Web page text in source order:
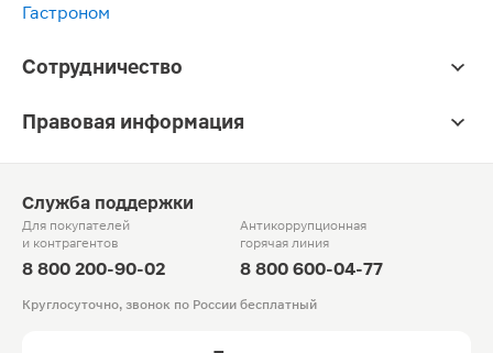
Гастроном
Сотрудничество
Правовая информация
Служба поддержки
Для покупателей
и контрагентов
8 800 200-90-02
Антикоррупционная
горячая линия
8 800 600-04-77
Круглосуточно, звонок по России бесплатный